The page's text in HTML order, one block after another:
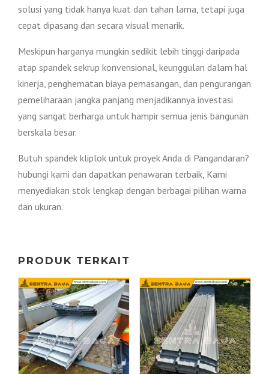
solusi yang tidak hanya kuat dan tahan lama, tetapi juga
cepat dipasang dan secara visual menarik.
Meskipun harganya mungkin sedikit lebih tinggi daripada
atap spandek sekrup konvensional, keunggulan dalam hal
kinerja, penghematan biaya pemasangan, dan pengurangan
pemeliharaan jangka panjang menjadikannya investasi
yang sangat berharga untuk hampir semua jenis bangunan
berskala besar.
Butuh spandek kliplok untuk proyek Anda di Pangandaran?
hubungi kami dan dapatkan penawaran terbaik, Kami
menyediakan stok lengkap dengan berbagai pilihan warna
dan ukuran.
PRODUK TERKAIT